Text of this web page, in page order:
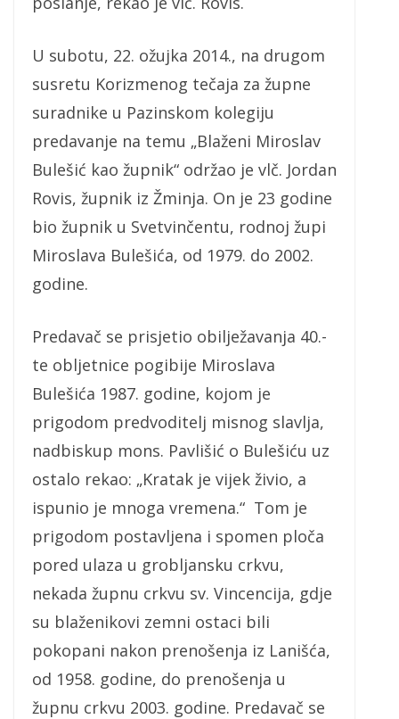
U subotu, 22. ožujka 2014., na drugom
susretu Korizmenog tečaja za župne
suradnike u Pazinskom kolegiju
predavanje na temu „Blaženi Miroslav
Bulešić kao župnik“ održao je vlč. Jordan
Rovis, župnik iz Žminja. On je 23 godine
bio župnik u Svetvinčentu, rodnoj župi
Miroslava Bulešića, od 1979. do 2002.
godine.
Predavač se prisjetio obilježavanja 40.-
te obljetnice pogibije Miroslava
Bulešića 1987. godine, kojom je
prigodom predvoditelj misnog slavlja,
nadbiskup mons. Pavlišić o Bulešiću uz
ostalo rekao: „Kratak je vijek živio, a
ispunio je mnoga vremena.“ Tom je
prigodom postavljena i spomen ploča
pored ulaza u grobljansku crkvu,
nekada župnu crkvu sv. Vincencija, gdje
su blaženikovi zemni ostaci bili
pokopani nakon prenošenja iz Lanišća,
od 1958. godine, do prenošenja u
župnu crkvu 2003. godine. Predavač se